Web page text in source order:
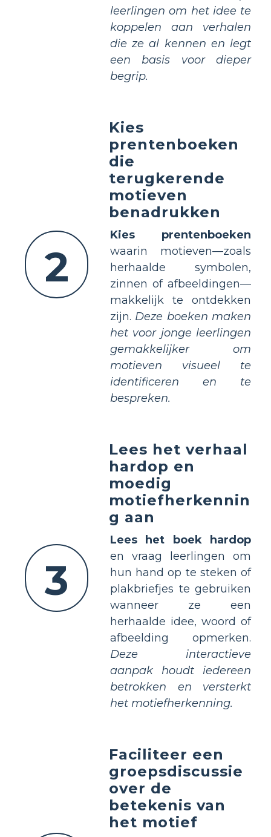
leerlingen om het idee te
koppelen aan verhalen
die ze al kennen en legt
een basis voor dieper
begrip.
2
Kies
prentenboeken
die
terugkerende
motieven
benadrukken
Kies prentenboeken
waarin motieven—zoals
herhaalde symbolen,
zinnen of afbeeldingen—
makkelijk te ontdekken
zijn. Deze boeken maken
het voor jonge leerlingen
gemakkelijker om
motieven visueel te
identificeren en te
bespreken.
3
Lees het verhaal
hardop en
moedig
motiefherkennin
g aan
Lees het boek hardop
en vraag leerlingen om
hun hand op te steken of
plakbriefjes te gebruiken
wanneer ze een
herhaalde idee, woord of
afbeelding opmerken.
Deze interactieve
aanpak houdt iedereen
betrokken en versterkt
het motiefherkenning.
Faciliteer een
groepsdiscussie
over de
betekenis van
het motief